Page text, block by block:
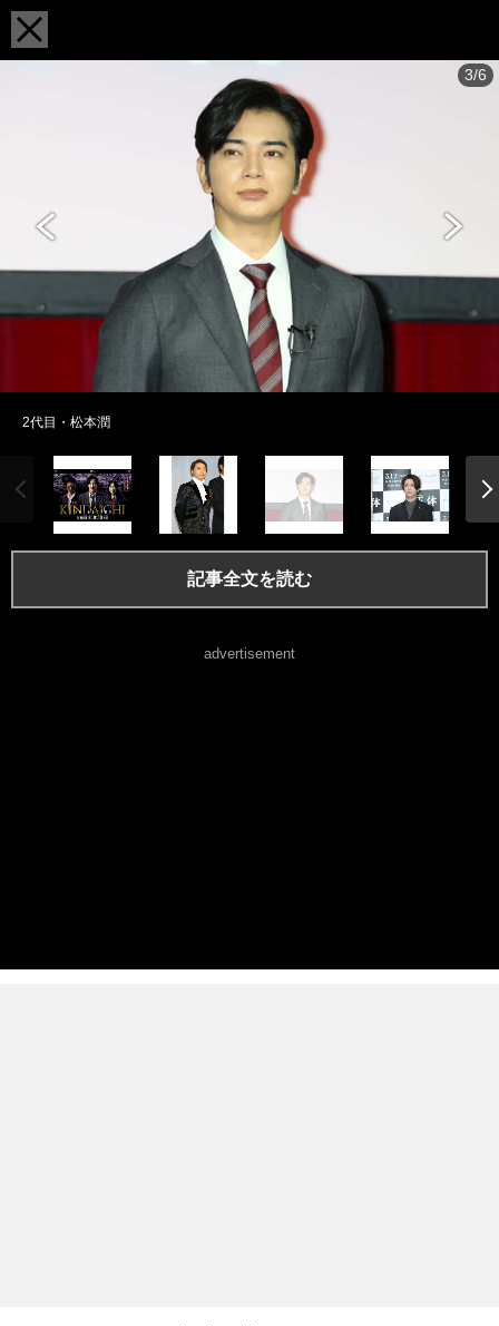
3/6
2代目・松本潤
記事全文を読む
advertisement